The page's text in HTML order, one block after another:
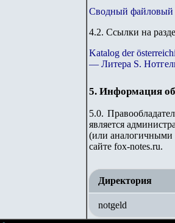
Сводный файловый
4.2. Ссылки на
Katalog der
— Литера S.
5. Информация
5.0.
является
(или аналогичными
сайте fox-notes.ru.
Директория
notgeld